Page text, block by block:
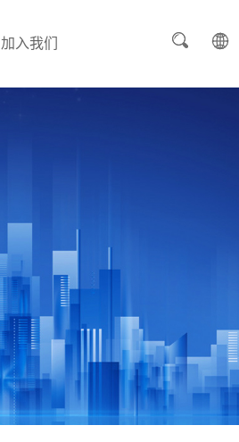
加入我们